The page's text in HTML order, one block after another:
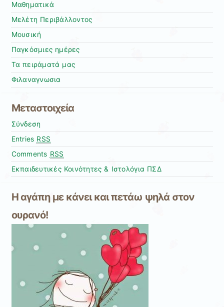
Μαθηματικά
Μελέτη Περιβάλλοντος
Μουσική
Παγκόσμιες ημέρες
Τα πειράματά μας
Φιλαναγνωσια
Μεταστοιχεία
Σύνδεση
Entries RSS
Comments RSS
Εκπαιδευτικές Κοινότητες & Ιστολόγια ΠΣΔ
Η αγάπη με κάνει και πετάω ψηλά στον
ουρανό!